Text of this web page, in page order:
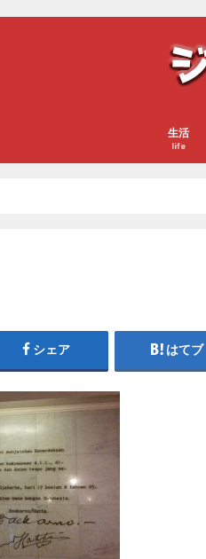
生活
life
シェア はてブ